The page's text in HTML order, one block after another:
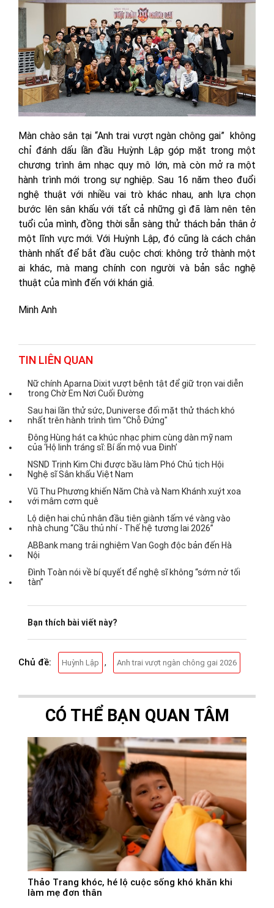
Màn chào sân tại “Anh trai vượt ngàn chông gai” không
chỉ đánh dấu lần đầu Huỳnh Lập góp mặt trong một
chương trình âm nhạc quy mô lớn, mà còn mở ra một
hành trình mới trong sự nghiệp. Sau 16 năm theo đuổi
nghệ thuật với nhiều vai trò khác nhau, anh lựa chọn
bước lên sân khấu với tất cả những gì đã làm nên tên
tuổi của mình, đồng thời sẵn sàng thử thách bản thân ở
một lĩnh vực mới. Với Huỳnh Lập, đó cũng là cách chân
thành nhất để bắt đầu cuộc chơi: không trở thành một
ai khác, mà mang chính con người và bản sắc nghệ
thuật của mình đến với khán giả.
Minh Anh
TIN LIÊN QUAN
Nữ chính Aparna Dixit vượt bệnh tật để giữ trọn vai diễn
trong Chờ Em Nơi Cuối Đường
Sau hai lần thử sức, Duniverse đối mặt thử thách khó
nhất trên hành trình tìm “Chỗ Đứng"
Đông Hùng hát ca khúc nhạc phim cùng dàn mỹ nam
của ‘Hộ linh tráng sĩ: Bí ẩn mộ vua Đinh’
NSND Trịnh Kim Chi được bầu làm Phó Chủ tịch Hội
Nghệ sĩ Sân khấu Việt Nam
Vũ Thu Phương khiến Năm Chà và Nam Khánh xuýt xoa
với mâm cơm quê
Lộ diện hai chủ nhân đầu tiên giành tấm vé vàng vào
nhà chung “Cầu thủ nhí - Thế hệ tương lai 2026”
ABBank mang trải nghiệm Van Gogh độc bản đến Hà
Nội
Đình Toàn nói về bí quyết để nghệ sĩ không “sớm nở tối
tàn”
Bạn thích bài viết này?
Chủ đề: Huỳnh Lập , Anh trai vượt ngàn chông gai 2026
CÓ THỂ BẠN QUAN TÂM
Thảo Trang khóc, hé lộ cuộc sống khó khăn khi
làm mẹ đơn thân